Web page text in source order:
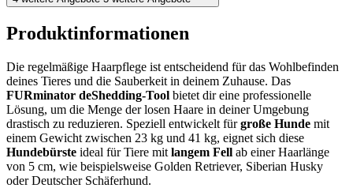
Produktinformationen
Die regelmäßige Haarpflege ist entscheidend für das Wohlbefinden
deines Tieres und die Sauberkeit in deinem Zuhause. Das
FURminator deShedding-Tool bietet dir eine professionelle
Lösung, um die Menge der losen Haare in deiner Umgebung
drastisch zu reduzieren. Speziell entwickelt fürgroße Hunde mit
einem Gewicht zwischen 23 kg und 41 kg, eignet sich diese
Hundebürste ideal für Tiere mit langem Fell ab einer Haarlänge
von 5 cm, wie beispielsweise Golden Retriever, Siberian Husky
oder Deutscher Schäferhund.